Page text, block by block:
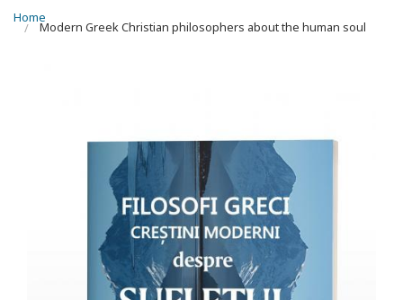
You are here
Home
Modern Greek Christian philosophers about the human soul